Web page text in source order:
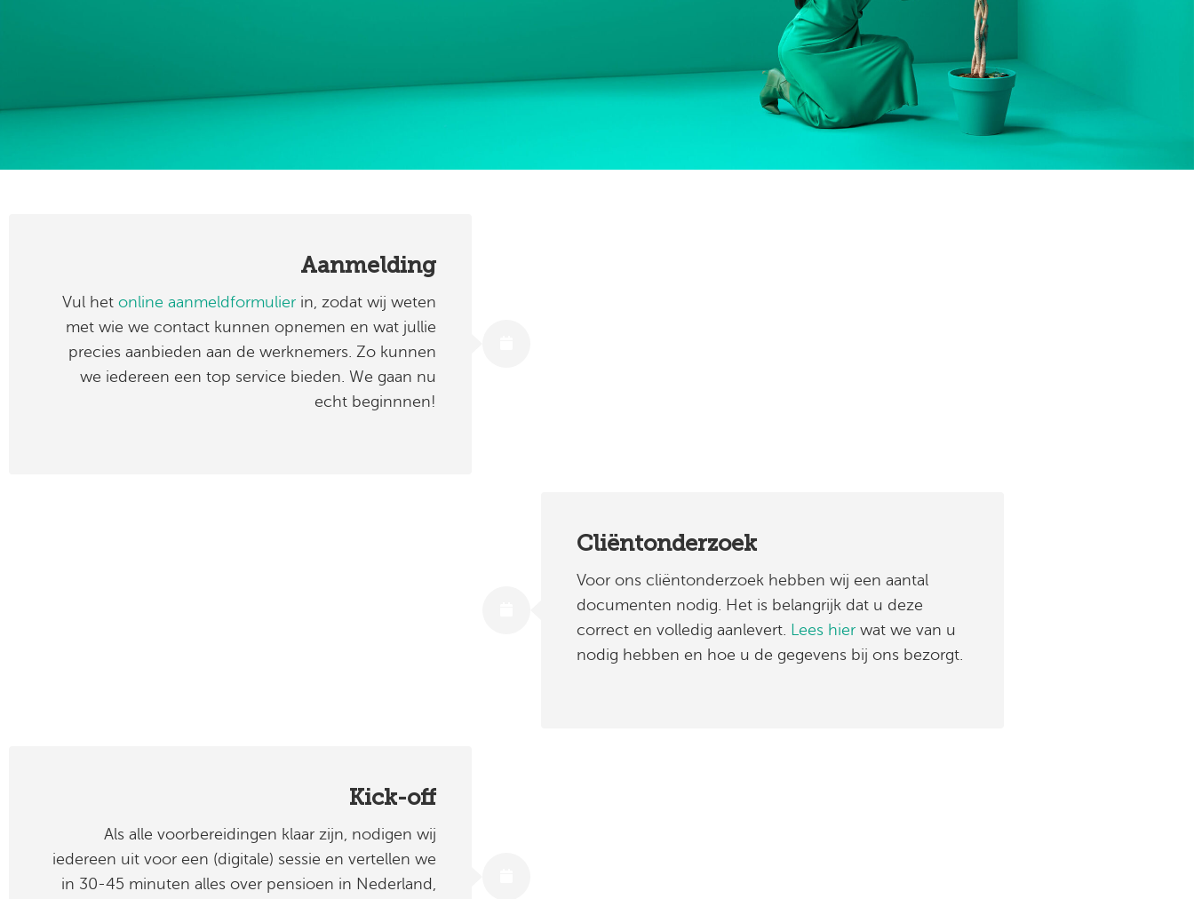
Aanmelding
Vul hetonline aanmeldformulier in, zodat wij weten
met wie we contact kunnen opnemen en wat jullie
precies aanbieden aan de werknemers. Zo kunnen
we iedereen een top service bieden. We gaan nu
echt beginnnen!
Cliëntonderzoek
Voor ons cliëntonderzoek hebben wij een aantal
documenten nodig. Het is belangrijk dat u deze
correct en volledig aanlevert. Lees hierwat we van u
nodig hebben en hoe u de gegevens bij ons bezorgt.
Kick-off
Als alle voorbereidingen klaar zijn, nodigen wij
iedereen uit voor een (digitale) sessie en vertellen we
in 30-45 minuten alles over pensioen in Nederland,